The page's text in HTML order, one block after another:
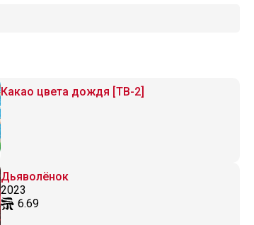
Какао цвета дождя [ТВ-2]
Дьяволёнок
2023
6.69